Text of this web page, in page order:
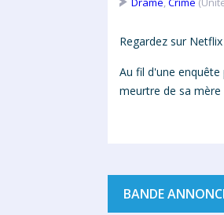
Regardez sur
Au fil d'une
meurtre de sa mère
BANDE